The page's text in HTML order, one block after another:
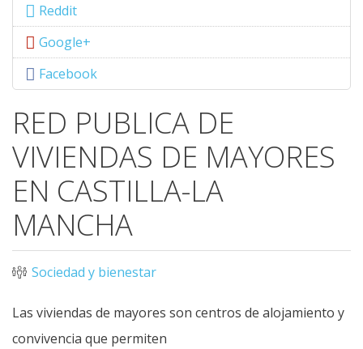
Reddit
Google+
Facebook
RED PUBLICA DE
VIVIENDAS DE MAYORES
EN CASTILLA-LA
MANCHA
Sociedad y bienestar
Las viviendas de mayores son centros de alojamiento y
convivencia que permiten